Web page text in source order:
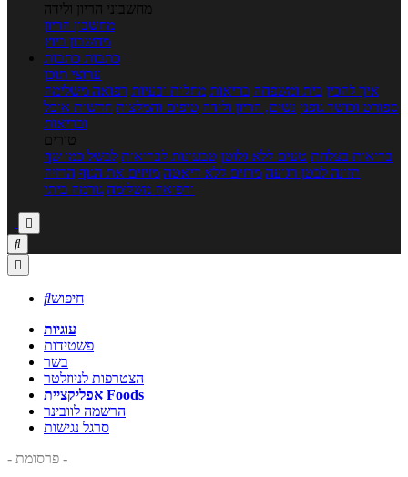
מחשבוני הריון ולידה
מחשבון הריון
מחשבון ביוץ
כתבות כתבות
ערוצי תוכן
איך להכין בית ומשפחה בריאות מחלות ובעיות רפואה משלימה
ספורט וכושר גופני נשים, הריון ולידה טיפים והמלצות חדשות אוכל
ובריאות
טורים
בריאות בצלחת טעים ללא גלוטן טבעונות לבריאות לבשל כמו שף
תזונה לבטן רגועה מרזים ללא דיאטה מזיזים את הגוף הרזיה
ורפואה משלימה גורמה ביתי



חיפוש
עוגיות
פשטידות
בשר
הצטרפות לניוזלטר
אפליקציית Foods
הרשמה לוובינר
סרגל נגישות
- פרסומת -